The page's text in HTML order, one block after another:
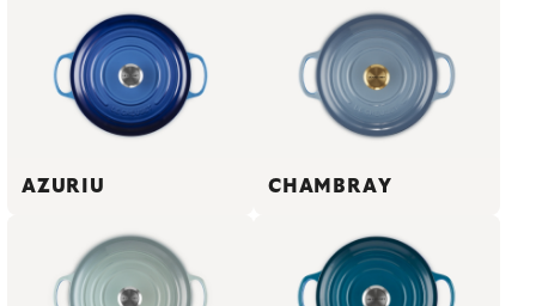
AZURIU CHAMBRAY